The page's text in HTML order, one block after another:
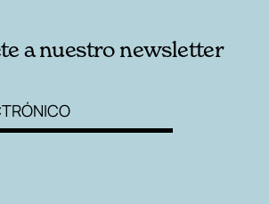
a nuestro newsletter